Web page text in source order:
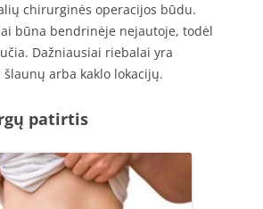
chirurginės operacijos būdu.
būna bendrinėje nejautoje, todėl
Dažniausiai riebalai yra
arba kaklo lokacijų.
patirtis